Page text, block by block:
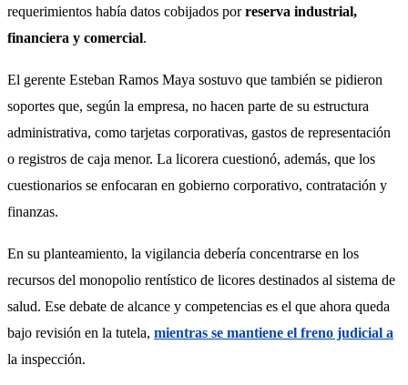
requerimientos había datos cobijados por reserva industrial,
financiera y comercial.
El gerente Esteban Ramos Maya sostuvo que también se pidieron
soportes que, según la empresa, no hacen parte de su estructura
administrativa, como tarjetas corporativas, gastos de representación
o registros de caja menor. La licorera cuestionó, además, que los
cuestionarios se enfocaran en gobierno corporativo, contratación y
finanzas.
En su planteamiento, la vigilancia debería concentrarse en los
recursos del monopolio rentístico de licores destinados al sistema de
salud. Ese debate de alcance y competencias es el que ahora queda
bajo revisión en la tutela, mientras se mantiene el freno judicial a
la inspección.